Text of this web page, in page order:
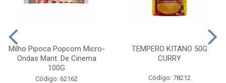
Milho Pipoca Popcorn Micro-
Ondas Mant. De Cinema
100G
Código: 62162
TEMPERO KITANO 50G
CURRY
Código: 78212